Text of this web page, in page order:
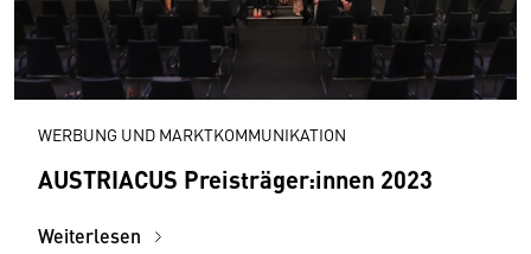
WERBUNG UND MARKTKOMMUNIKATION
AUSTRIACUS Preisträger:innen 2023
Weiterlesen